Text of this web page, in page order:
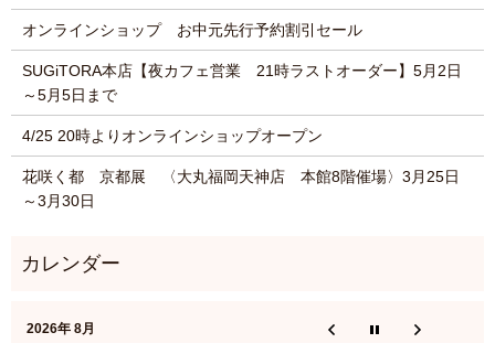
オンラインショップ お中元先行予約割引セール
SUGiTORA本店【夜カフェ営業 21時ラストオーダー】5月2日
～5月5日まで
4/25 20時よりオンラインショップオープン
花咲く都 京都展 〈大丸福岡天神店 本館8階催場〉3月25日
～3月30日
2026年 8月